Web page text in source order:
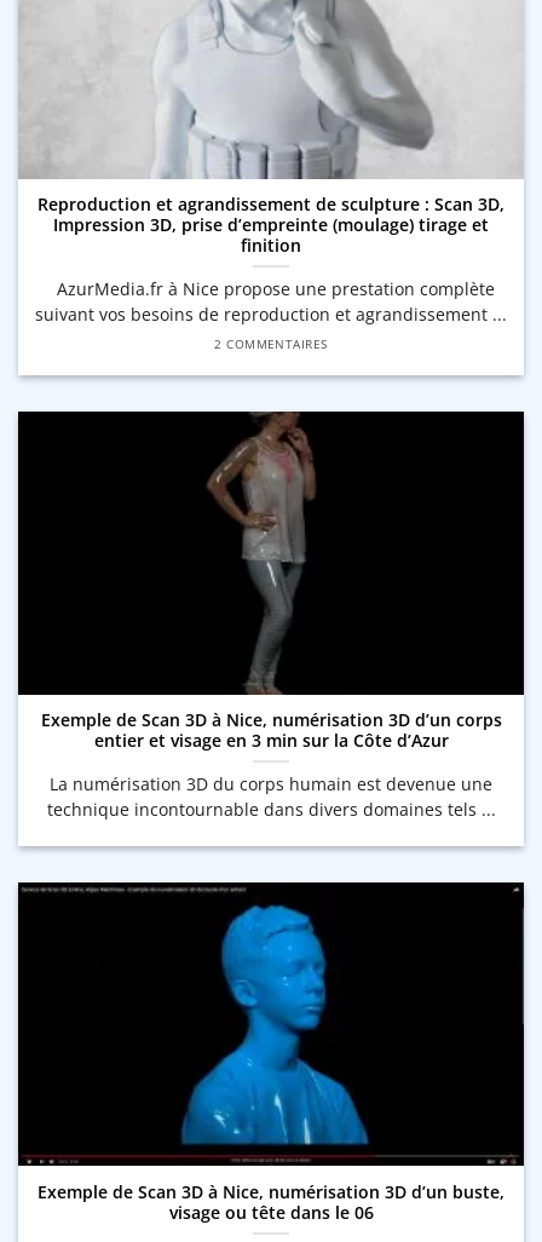
Reproduction et agrandissement de sculpture : Scan 3D,
Impression 3D, prise d’empreinte (moulage) tirage et
finition
AzurMedia.fr à Nice propose une prestation complète
suivant vos besoins de reproduction et agrandissement ...
2 COMMENTAIRES
Exemple de Scan 3D à Nice, numérisation 3D d’un corps
entier et visage en 3 min sur la Côte d’Azur
La numérisation 3D du corps humain est devenue une
technique incontournable dans divers domaines tels ...
Exemple de Scan 3D à Nice, numérisation 3D d’un buste,
visage ou tête dans le 06